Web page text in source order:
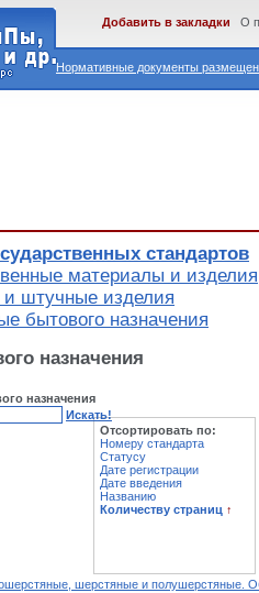
Нормативные документы
Добавить в закладки О
стандартов
материалы и изделия
штучные изделия
бытового назначения
назначения
назначения
Искать!
Отсортировать по:
Номеру стандарта
Статусу
Дате регистрации
Дате введения
Названию
Количеству страниц ↑
шерстяные и полушерстяные.